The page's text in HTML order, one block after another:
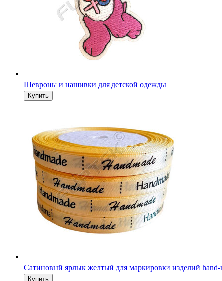
Шевроны и нашивки для детской одежды
Сатиновый ярлык желтый для маркировки изделий hand-